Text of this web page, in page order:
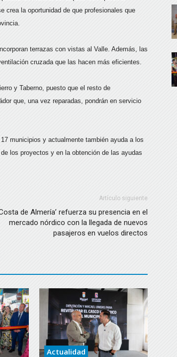
crea la oportunidad de que profesionales que
terrazas con vistas al Valle. Además, las
cruzada que las hacen más eficientes.
y Taberno, puesto que el resto de
que, una vez reparadas, pondrán en servicio
municipios y actualmente también ayuda a los
los proyectos y en la obtención de las ayudas
Artículo siguiente
de Almería’ refuerza su presencia en el
mercado nórdico con la llegada de nuevos
pasajeros en vuelos directos
Actualidad